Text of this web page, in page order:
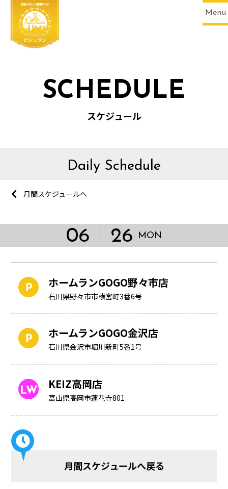
Menu
HOME
SCHEDULE
スケジュール
Daily Schedule
月間スケジュールへ
06 26 MON
ホームランGOGO野々市店
石川県野々市市横宮町3番6号
ホームランGOGO金沢店
石川県金沢市堀川新町5番1号
KEIZ高岡店
富山県高岡市蓮花寺801
月間スケジュールへ戻る